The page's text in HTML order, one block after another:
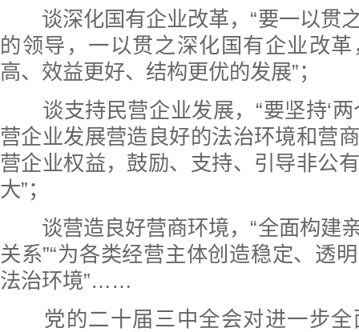
谈深化国有企业改革，“要一以贯
的领导，一以贯之深化国有企业改
高、效益更好、结构更优的发展”；
谈支持民营企业发展，“要坚持‘两
营企业发展营造良好的法治环境和营
营企业权益，鼓励、支持、引导非公
大”；
谈营造良好营商环境，“全面构建
关系”“为各类经营主体创造稳定、透
法治环境”……
党的二十届三中全会对进一步全